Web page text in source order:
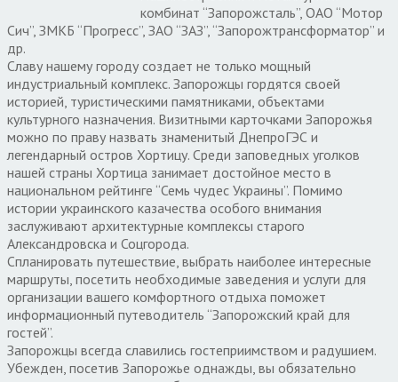
комбинат “Запорожсталь”, ОАО “Мотор
Сич”, ЗМКБ “Прогресс”, ЗАО “ЗАЗ”, “Запорожтрансформатор” и
др.
Славу нашему городу создает не только мощный
индустриальный комплекс. Запорожцы гордятся своей
историей, туристическими памятниками, объектами
культурного назначения. Визитными карточками Запорожья
можно по праву назвать знаменитый ДнепроГЭС и
легендарный остров Хортицу. Среди заповедных уголков
нашей страны Хортица занимает достойное место в
национальном рейтинге “Семь чудес Украины”. Помимо
истории украинского казачества особого внимания
заслуживают архитектурные комплексы старого
Александровска и Соцгорода.
Спланировать путешествие, выбрать наиболее интересные
маршруты, посетить необходимые заведения и услуги для
организации вашего комфортного отдыха поможет
информационный путеводитель “Запорожский край для
гостей”.
Запорожцы всегда славились гостеприимством и радушием.
Убежден, посетив Запорожье однажды, вы обязательно